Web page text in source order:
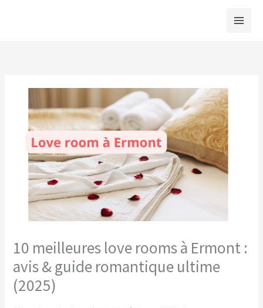
10 meilleures love rooms à Ermont :
avis & guide romantique ultime
(2025)